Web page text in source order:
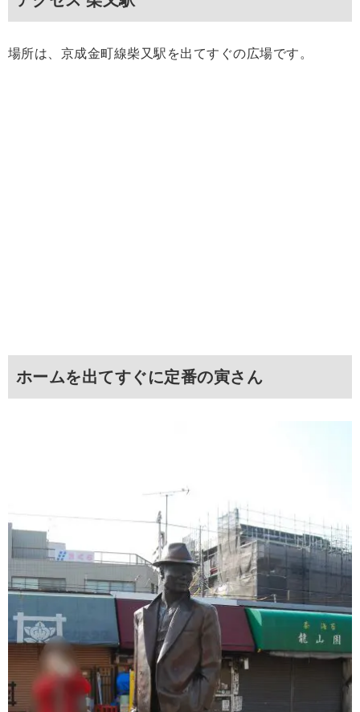
場所は、京成金町線柴又駅を出てすぐの広場です。
ホームを出てすぐに定番の寅さん